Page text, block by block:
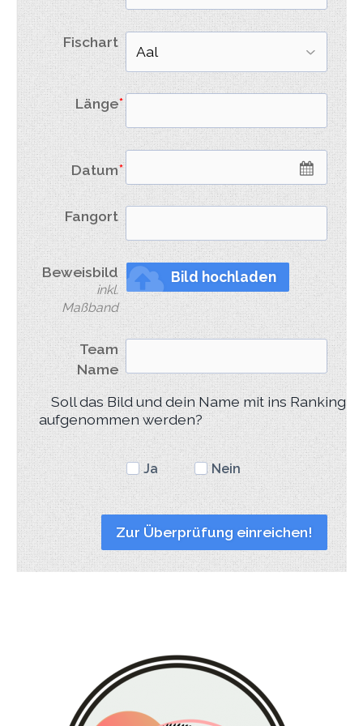
Fischart
Länge
Datum
Fangort
Beweisbild
inkl.
Maßband
Bild hochladen
Team
Name
Soll das Bild und dein Name mit ins Ranking
aufgenommen werden?
Ja Nein
Zur Überprüfung einreichen!